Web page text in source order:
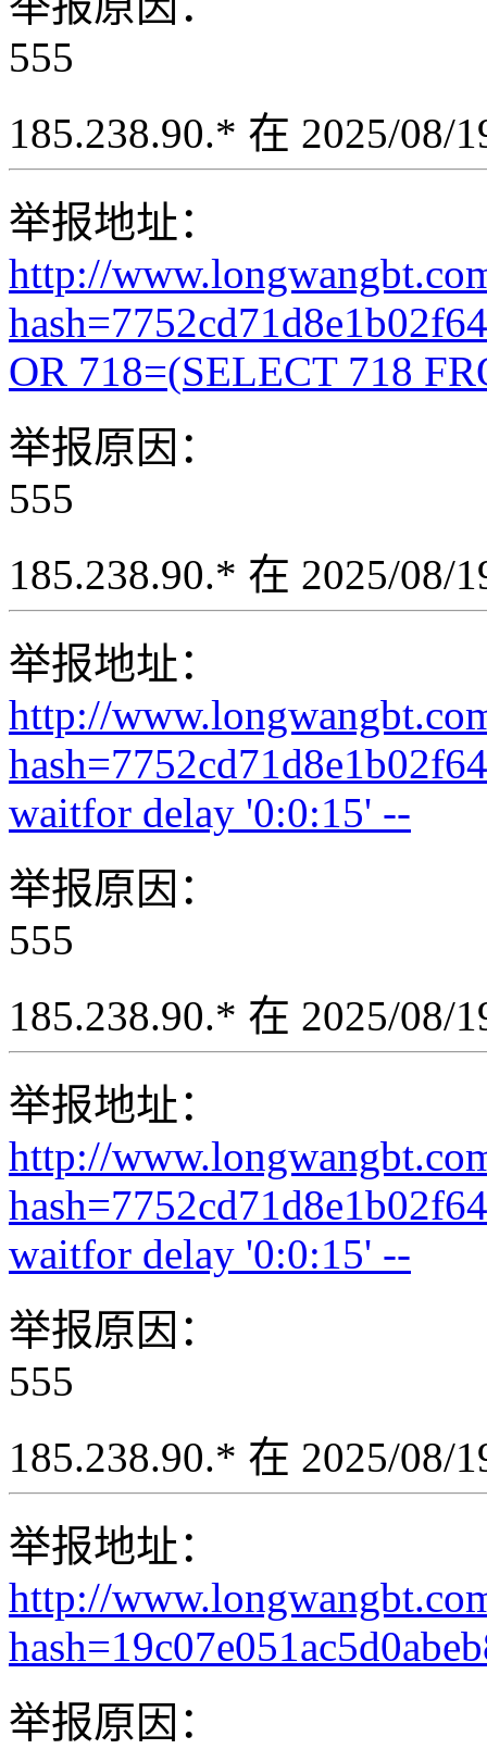
555
185.238.90.* 在 2025/08/
举报地址：
http://
OR 718=(SELECT 718
举报原因：
555
185.238.90.* 在 2025/08/
举报地址：
http://
waitfor delay '0:0:15' --
举报原因：
555
185.238.90.* 在 2025/08/
举报地址：
http://
waitfor delay '0:0:15' --
举报原因：
555
185.238.90.* 在 2025/08/
举报地址：
http://
举报原因：